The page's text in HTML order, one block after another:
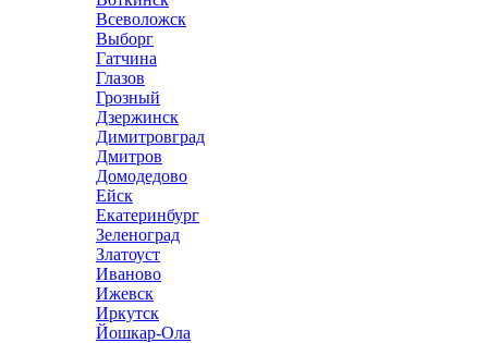
Всеволожск
Выборг
Гатчина
Глазов
Грозный
Дзержинск
Димитровград
Дмитров
Домодедово
Ейск
Екатеринбург
Зеленоград
Златоуст
Иваново
Ижевск
Иркутск
Йошкар-Ола